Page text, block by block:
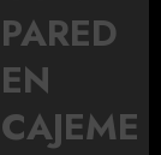
PARED
EN
CAJEME